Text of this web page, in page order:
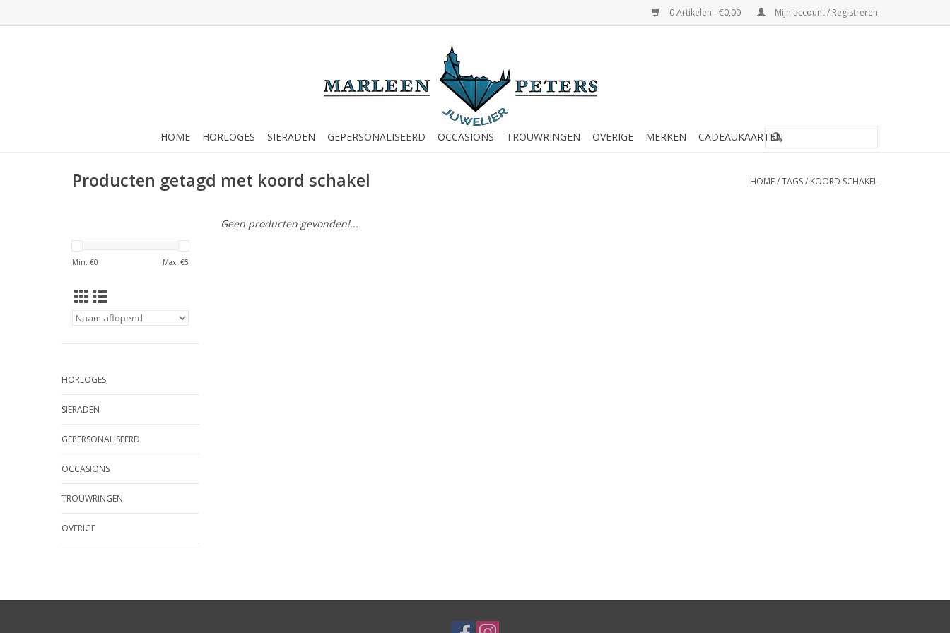
0 Artikelen - €0,00 Mijn account / Registreren
HOME HORLOGES SIERADEN GEPERSONALISEERD OCCASIONS TROUWRINGEN OVERIGE MERKEN CADEAUKAARTEN
Producten getagd met koord schakel HOME/TAGS/ KOORD SCHAKEL
Min: €0 Max: €5
HORLOGES
SIERADEN
GEPERSONALISEERD
OCCASIONS
TROUWRINGEN
OVERIGE
Geen producten gevonden!...